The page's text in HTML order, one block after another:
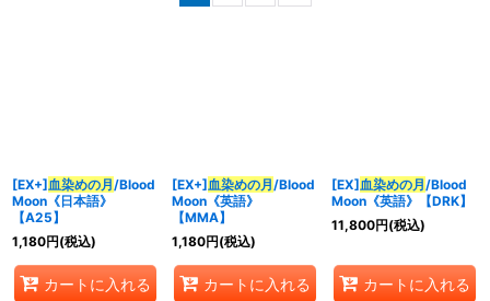
特集 :
絞り込む
[EX+]血染めの月/Blood
Moon《日本語》
【A25】
1,180円(税込)
カートに入れる
[EX+]血染めの月/Blood
Moon《英語》
【MMA】
1,180円(税込)
カートに入れる
[EX]血染めの月/Blood
Moon《英語》【DRK】
11,800円(税込)
カートに入れる